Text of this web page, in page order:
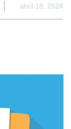
abril 18, 2024